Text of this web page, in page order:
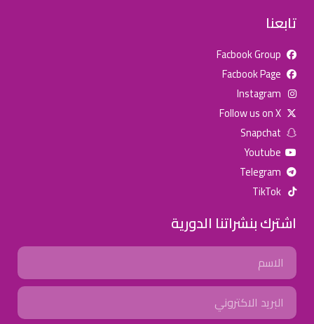
تابعنا
Facbook Group
Facbook Page
Instagram
Follow us on X
Snapchat
Youtube
Telegram
TikTok
اشترك بنشراتنا الدورية
Name
Email
للإعلان على منصة سكولي وجروب مدارس عالمية وأهلية يشرفنا
جروب فيسبوك
تويتر (X) سناب شات يوتيوب